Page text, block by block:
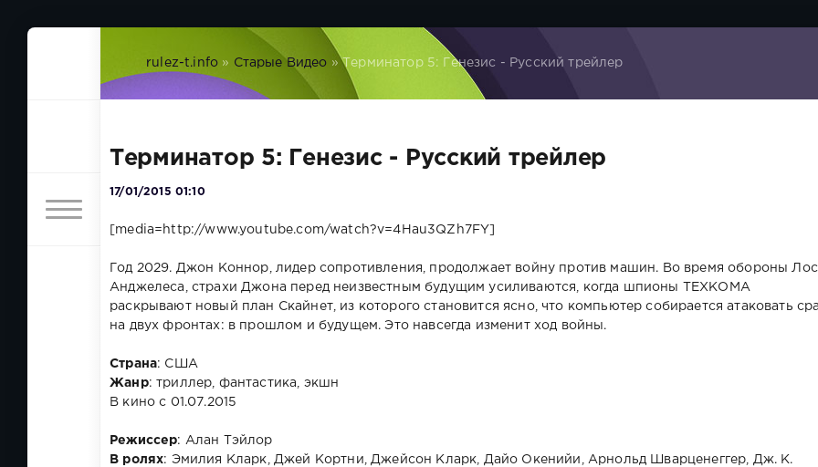
rulez-t.info » Старые Видео » Терминатор 5: Генезис - Русский трейлер
Терминатор 5: Генезис - Русский трейлер
17/01/2015 01:10
[media=http://www.youtube.com/watch?v=4Hau3QZh7FY]
Год 2029. Джон Коннор, лидер сопротивления, продолжает войну против машин. Во время обороны
Анджелеса, страхи Джона перед неизвестным будущим усиливаются, когда шпионы ТЕХКОМА
раскрывают новый план Скайнет, из которого становится ясно, что компьютер собирается атаковать
на двух фронтах: в прошлом и будущем. Это навсегда изменит ход войны.
Страна: США
Жанр: триллер, фантастика, экшн
В кино с 01.07.2015
Режиссер: Алан Тэйлор
В ролях: Эмилия Кларк, Джей Кортни, Джейсон Кларк, Дайо Окенийи, Арнольд Шварценеггер, Дж. К.